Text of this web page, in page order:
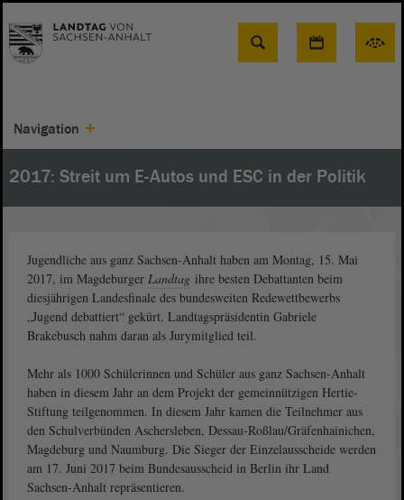
Suche
Navigation
2017: Streit um E-Autos und ESC in der Politik
Jugendliche aus ganz Sachsen-Anhalt haben am Montag, 15. Mai
2017, im Magdeburger Landtag ihre besten Debattanten beim
diesjährigen Landesfinale des bundesweiten Redewettbewerbs
„Jugend debattiert“ gekürt. Landtagspräsidentin Gabriele
Brakebusch nahm daran als Jurymitglied teil.
Mehr als 1000 Schülerinnen und Schüler aus ganz Sachsen-Anhalt
haben in diesem Jahr an dem Projekt der gemeinnützigen Hertie-
Stiftung teilgenommen. In diesem Jahr kamen die Teilnehmer aus
den Schulverbünden Aschersleben, Dessau-Roßlau/Gräfenhainichen,
Magdeburg und Naumburg. Die Sieger der Einzelausscheide werden
am 17. Juni 2017 beim Bundesausscheid in Berlin ihr Land
Sachsen-Anhalt repräsentieren.